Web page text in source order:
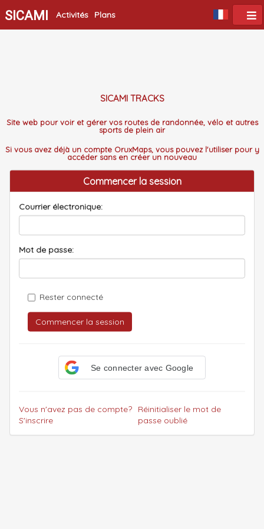
SICAMI Activités Plans
SICAMI TRACKS
Site web pour voir et gérer vos routes de randonnée, vélo et autres
sports de plein air
Si vous avez déjà un compte OruxMaps, vous pouvez l'utiliser pour y
accéder sans en créer un nouveau
Commencer la session
Courrier électronique:
Mot de passe:
Rester connecté
Commencer la session
Se connecter avec Google
Vous n'avez pas de compte?
S'inscrire
Réinitialiser le mot de
passe oublié